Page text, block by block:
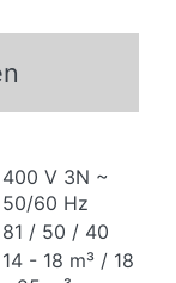
400 V 3N ~
50/60 Hz
81 / 50 / 40
14 - 18 m³ / 18